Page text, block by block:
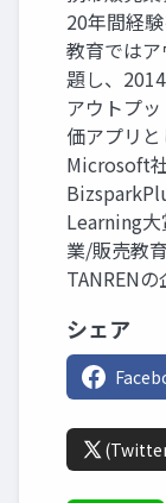
20年間経
教育では
題し、
アウトプ
価アプリ
Microsoft
Learning
業/販売教
TANREN
シェア